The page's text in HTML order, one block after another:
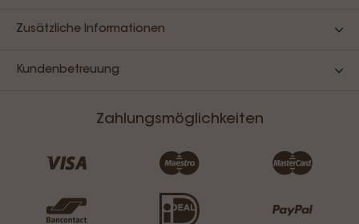
Zusätzliche Informationen
Kundenbetreuung
Zahlungsmöglichkeiten